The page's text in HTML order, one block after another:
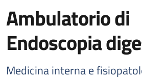
Ambulatorio di
Endoscopia
Medicina interna e